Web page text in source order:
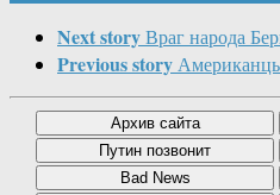
Next storyВраг народа
Previous story